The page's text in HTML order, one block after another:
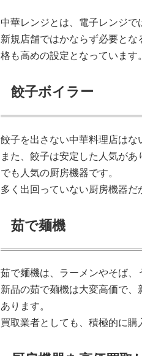
中華レンジとは、電子レンジで
新規店舗ではかならず必要と
格も高めの設定となっています。
餃子ボイラー
餃子を出さない中華料理店はな
また、餃子は安定した人気が
でも人気の厨房機器です。
多く出回っていない厨房機器だ
茹で麺機
茹で麺機は、ラーメンやそば、
新品の茹で麺機は大変高価で
あります。
買取業者としても、積極的に購